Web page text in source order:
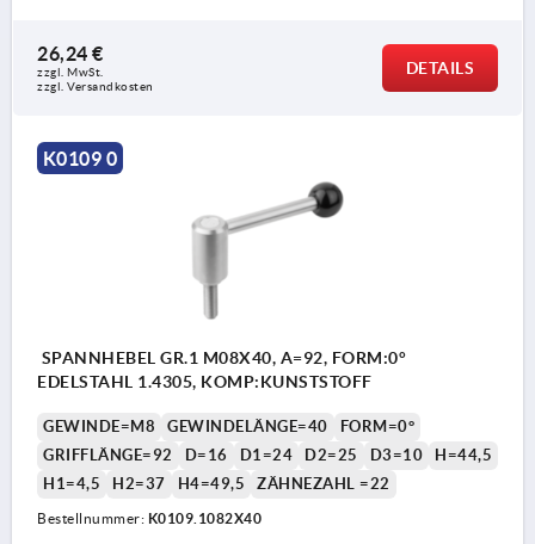
26,24 €
zzgl. MwSt.
zzgl. Versandkosten
DETAILS
K0109 0
SPANNHEBEL GR.1 M08X40, A=92, FORM:0°
EDELSTAHL 1.4305, KOMP:KUNSTSTOFF
GEWINDE=M8 GEWINDELÄNGE=40
FORM=0°
GRIFFLÄNGE=92
D=16 D1=24 D2=25 D3=10
H=44,5
H1=4,5
H2=37 H4=49,5 ZÄHNEZAHL =22
Bestellnummer: K0109.1082X40